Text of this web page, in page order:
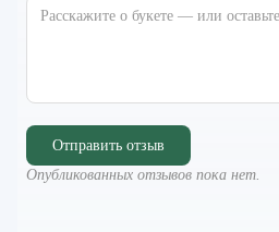
Отправить отзыв
Опубликованных отзывов пока нет.